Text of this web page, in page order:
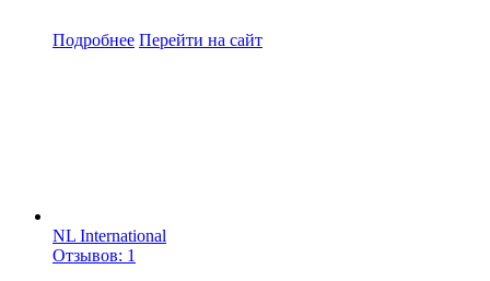
Подробнее Перейти на сайт
NL International
Отзывов: 1